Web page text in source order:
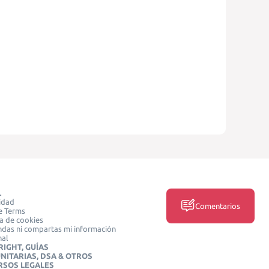
Terms
de cookies
ni compartas mi información
GUÍAS
DSA & OTROS
LEGALES
Comentarios